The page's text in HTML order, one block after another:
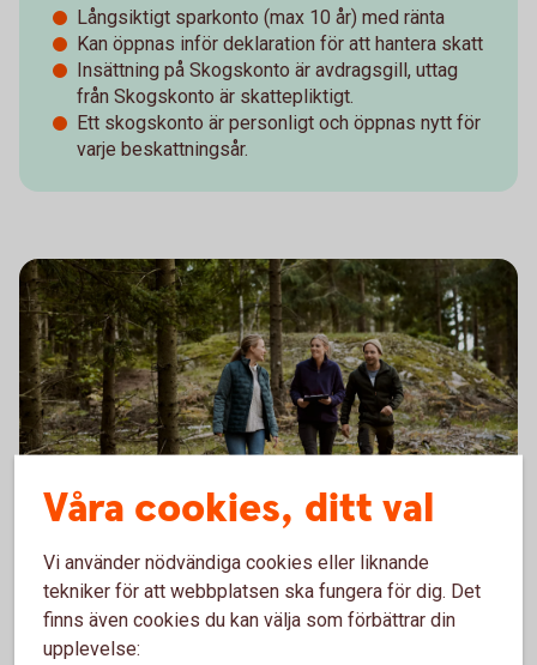
Långsiktigt sparkonto (max 10 år) med ränta
Kan öppnas inför deklaration för att hantera skatt
Insättning på Skogskonto är avdragsgill, uttag
från Skogskonto är skattepliktigt.
Ett skogskonto är personligt och öppnas nytt för
varje beskattningsår.
Skillnaderna mellan
Skogslikvidkonto och
Skogskonto
Våra cookies, ditt val
Vi använder nödvändiga cookies eller liknande
tekniker för att webbplatsen ska fungera för dig. Det
finns även cookies du kan välja som förbättrar din
upplevelse: